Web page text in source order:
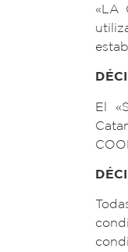
«LA
El